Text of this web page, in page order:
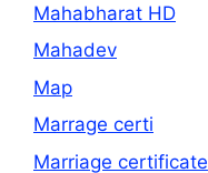
Mahabharat HD
Mahadev
Map
Marrage certi
Marriage certificate